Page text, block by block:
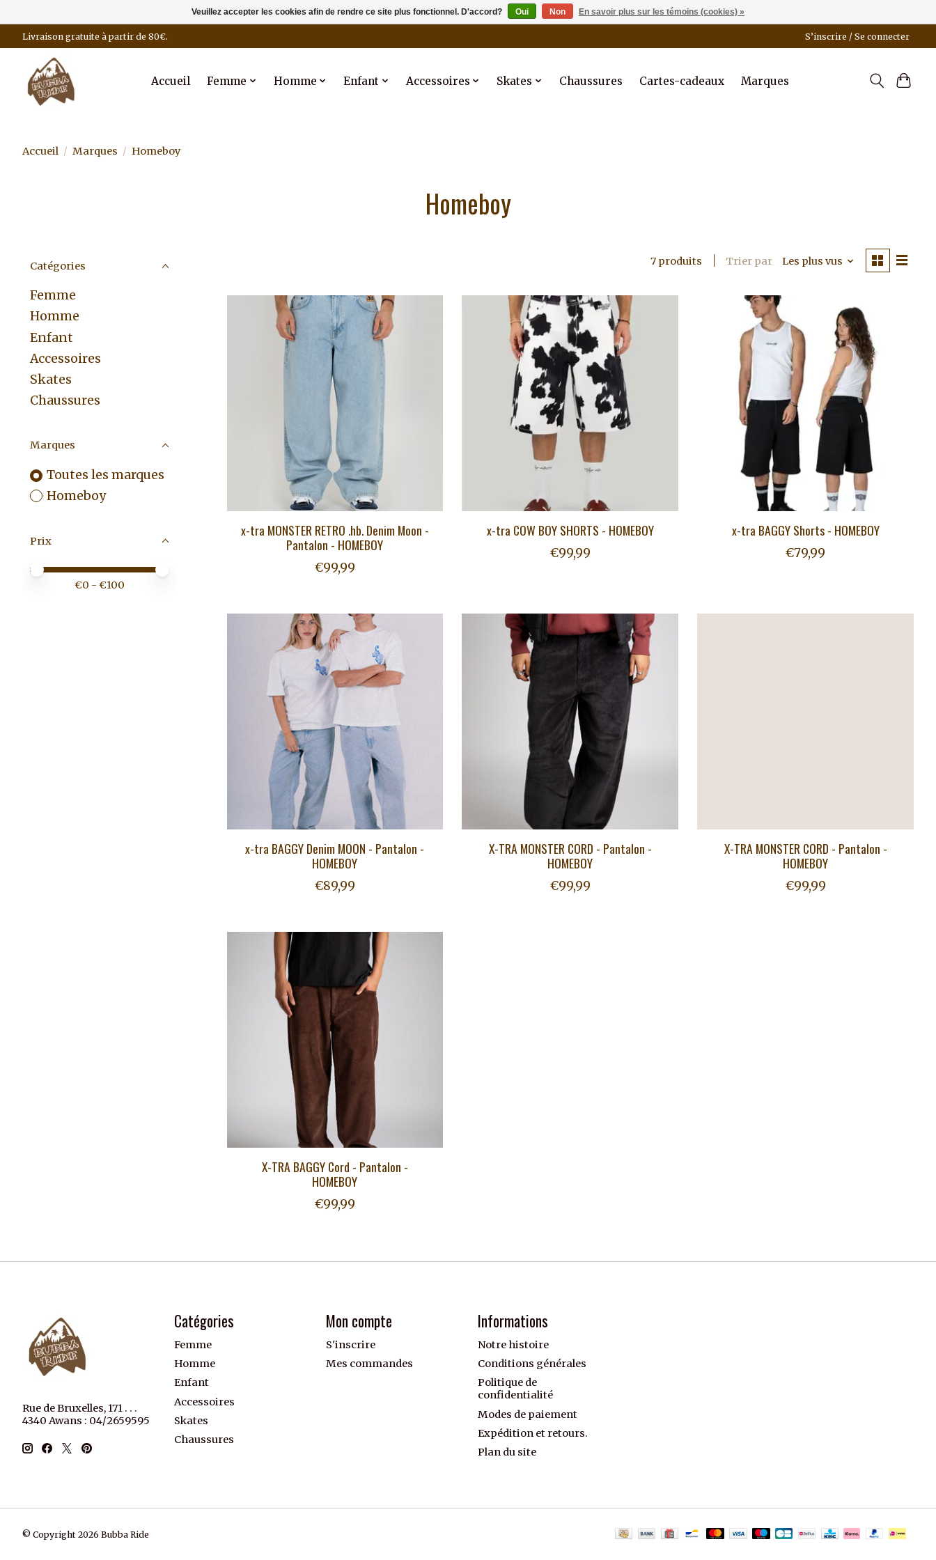
Livraison gratuite à partir de 80€. S’inscrire / Se connecter
Accueil Femme Homme Enfant Accessoires Skates Chaussures Cartes-cadeaux Marques
Accueil / Marques / Homeboy
Homeboy
Catégories
Femme
Homme
Enfant
Accessoires
Skates
Chaussures
Marques
Toutes les marques
Homeboy
Prix
Prix minimum
Price maximum value
€0 - €100
7 produits Trier par Les plus vus
x-tra MONSTER RETRO .hb. Denim Moon -
Pantalon - HOMEBOY
€99,99
x-tra COW BOY SHORTS - HOMEBOY
€99,99
x-tra BAGGY Shorts - HOMEBOY
€79,99
x-tra BAGGY Denim MOON - Pantalon -
HOMEBOY
€89,99
X-TRA MONSTER CORD - Pantalon -
HOMEBOY
€99,99
X-TRA MONSTER CORD - Pantalon -
HOMEBOY
€99,99
X-TRA BAGGY Cord - Pantalon -
HOMEBOY
€99,99
Rue de Bruxelles, 171 . . .
4340 Awans : 04/2659595
Catégories
Femme
Homme
Enfant
Accessoires
Skates
Chaussures
Mon compte
S'inscrire
Mes commandes
Informations
Notre histoire
Conditions générales
Politique de
confidentialité
Modes de paiement
Expédition et retours.
Plan du site
© Copyright 2026 Bubba Ride
Veuillez accepter les cookies afin de rendre ce site plus fonctionnel. D'accord? Oui Non En savoir plus sur les témoins (cookies) »